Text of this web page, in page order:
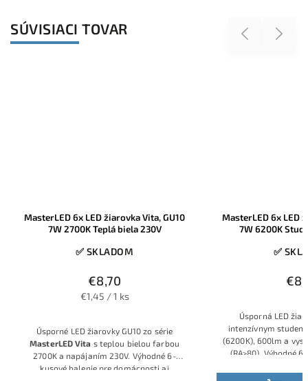
SÚVISIACI TOVAR Previous
žiarovka Vita, GU10
biela 230V
GU10 zo série
teplou bielou farbou
230V. Výhodné 6-
pre domácnosti aj
MasterLED 6x LED žiarovka Vita, GU10
7W 6200K Studená biela 230V
Úsporná LED žiarovka GU10 7W s
intenzívnym studeným bielym svetlom
(6200K), 600lm a vysokou kvalitou svetla
(RA>80). Výhodné 6-kusové balenie zo
série MasterLED Vita.
Next